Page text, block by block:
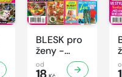
BLESK pro
ženy -
30/2026
od
18